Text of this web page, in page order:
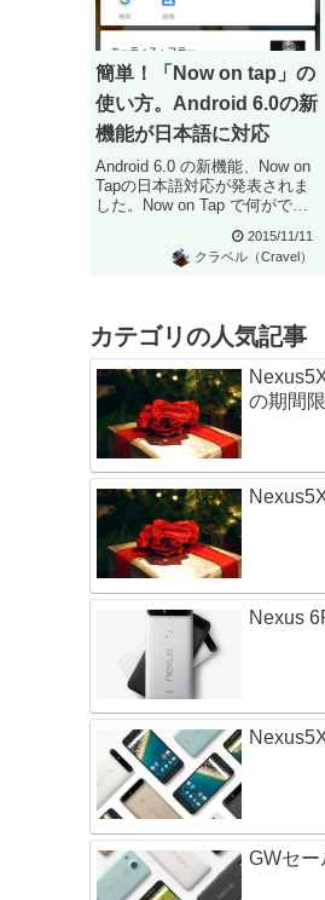
簡単！「Now on tap」の
使い方。Android 6.0の新
機能が日本語に対応
Android 6.0 の新機能、Now on
Tapの日本語対応が発表されま
した。Now on Tap で何ができ
2015/11/11
クラベル（Cravel）
カテゴリの人気記事
の期間
Nexus
GWセ